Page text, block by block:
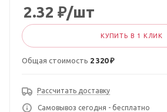
2.32 ₽/шт
КУПИТЬ В 1 КЛИК
Общая стоимость 2 320 ₽
Рассчитать доставку
Самовывоз сегодня - бесплатно